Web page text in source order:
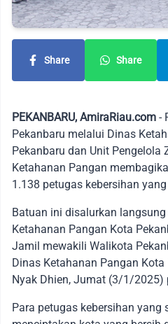
Share Share
PEKANBARU, AmiraRiau.com -
Pekanbaru melalui Dinas
Pekanbaru dan Unit Pengelola
Ketahanan Pangan
1.138 petugas kebersihan
Batuan ini disalurkan
Ketahanan Pangan Kota
Jamil mewakili Walikota
Dinas Ketahanan Pangan
Nyak Dhien, Jumat (3/1/2025)
Para petugas kebersihan